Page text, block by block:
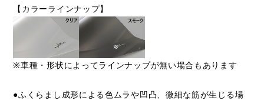
【カラーラインナップ】
※車種・形状によってラインナップが無い場合もあります
●ふくらまし成形による色ムラや凹凸、微細な筋が生じる場